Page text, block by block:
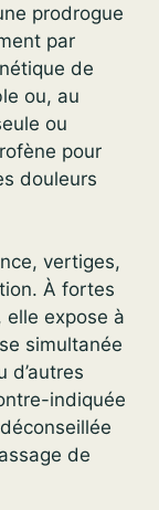
prodrogue
par
de
ou, au
ou
pour
douleurs
vertiges,
À fortes
expose à
simultanée
d’autres
indiquée
de